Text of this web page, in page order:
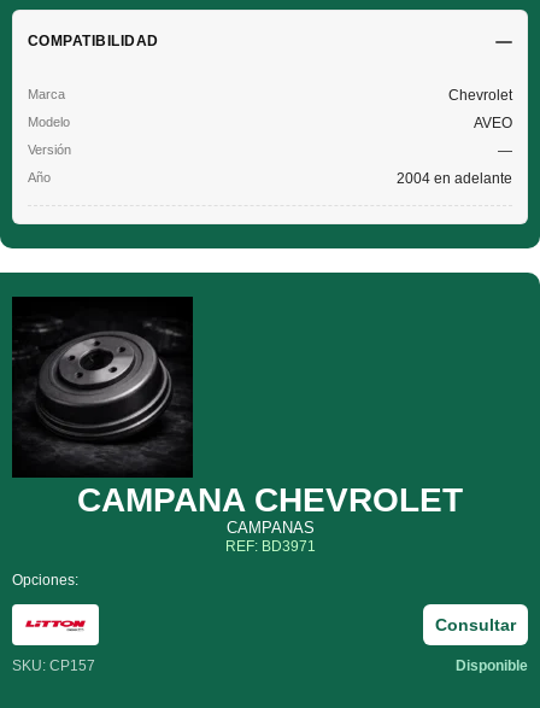
COMPATIBILIDAD
Chevrolet
AVEO
—
2004 en adelante
CAMPANA CHEVROLET
CAMPANAS
REF: BD3971
Opciones:
SKU: CP157 Disponible
Consultar